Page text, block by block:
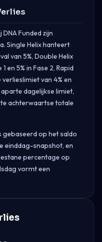
Funded zijn
Single Helix hanteert
van 5%, Double Helix
en 5% in Fase 2, Rapid
van 4% en
dagelijkse limiet,
achterwaartse totale
gebaseerd op het saldo
einddag-snapshot, en
percentage op
vormt een